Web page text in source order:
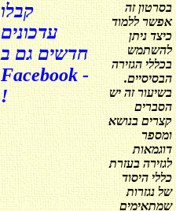
קבלו
עדכונים
חדשים גם ב
- Facebook
!
בסרטון זה
אפשר ללמוד
כיצד ניתן
להשתמש
בכללי הגזירה
הבסיסיים.
בשיעור זה יש
הסברים
קצרים בנושא
ומספר
דוגמאות
לגזירה בעזרת
כללי היסוד
של נגזרות
שמתאימים